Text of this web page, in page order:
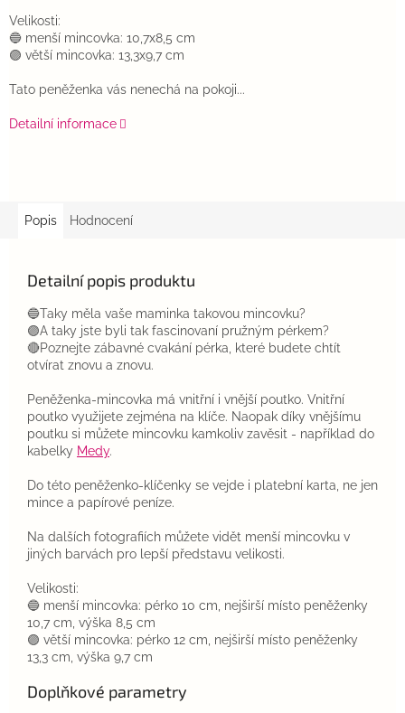
Velikosti:
🔵 menší mincovka: 10,7x8,5 cm
🟣 větší mincovka: 13,3x9,7 cm
Tato peněženka vás nenechá na pokoji...
Detailní informace
Popis Hodnocení
Detailní popis produktu
🔵Taky měla vaše maminka takovou mincovku?
🟣A taky jste byli tak fascinovaní pružným pérkem?
🔴Poznejte zábavné cvakání pérka, které budete chtít
otvírat znovu a znovu.
Peněženka-mincovka má vnitřní i vnější poutko. Vnitřní
poutko využijete zejména na klíče. Naopak díky vnějšímu
poutku si můžete mincovku kamkoliv zavěsit - například do
kabelky Medy.
Do této peněženko-klíčenky se vejde i platební karta, ne jen
mince a papírové peníze.
Na dalších fotografiích můžete vidět menší mincovku v
jiných barvách pro lepší představu velikosti.
Velikosti:
🔵 menší mincovka: pérko 10 cm, nejširší místo peněženky
10,7 cm, výška 8,5 cm
🟣 větší mincovka: pérko 12 cm, nejširší místo peněženky
13,3 cm, výška 9,7 cm
Doplňkové parametry